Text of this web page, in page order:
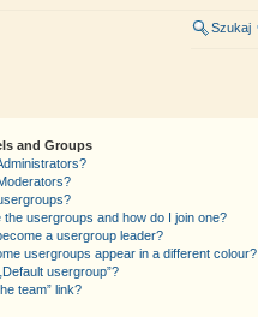
Szukaj
and Groups
the usergroups and how do I join one?
a usergroup leader?
usergroups appear in a different colour?
usergroup”?
team” link?